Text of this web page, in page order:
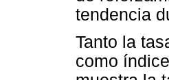
tendencia
Tanto la
como